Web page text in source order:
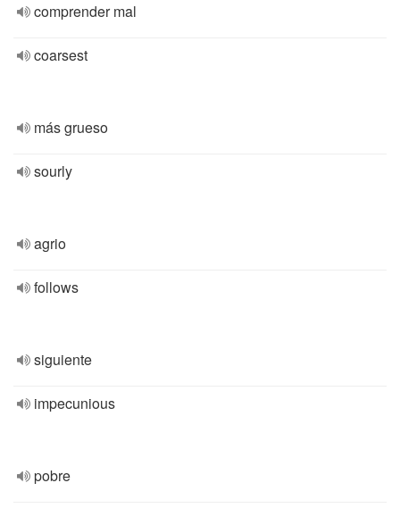
comprender mal
coarsest
más grueso
sourly
agrio
follows
siguiente
impecunious
pobre